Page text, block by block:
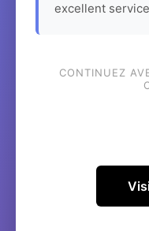
excellent
CONTINUEZ